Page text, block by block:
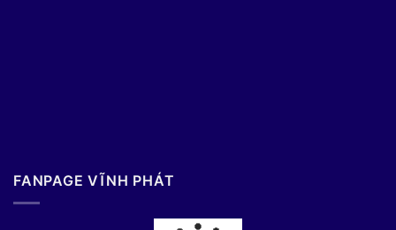
FANPAGE VĨNH PHÁT